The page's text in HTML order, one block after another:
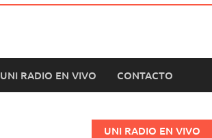
UNI RADIO EN VIVO CONTACTO
UNI RADIO EN VIVO